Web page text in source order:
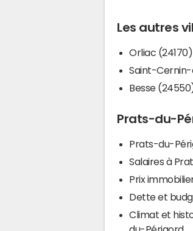
Les autres
Orliac (24170)
Saint-
Besse
Prats-du-
Prats-du-
Salaires à
Prix
Dette et
Climat et